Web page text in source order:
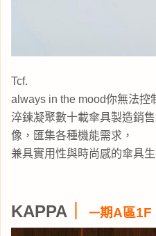
Tcf.
always in the mood你無法控
淬鍊凝聚數十載傘具製造銷
像，匯集各種機能需求，
兼具實用性與時尚感的傘具
KAPPA 一期A區1F